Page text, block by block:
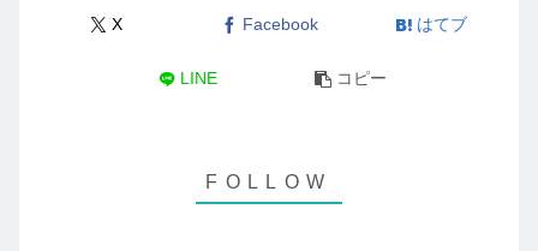
X Facebook はてブ
LINE コピー